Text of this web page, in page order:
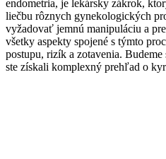
endometria, je lekársky zákrok,
liečbu rôznych gynekologických
vyžadovať jemnú manipuláciu a
všetky aspekty spojené s týmto
postupu, rizík a zotavenia.
ste získali komplexný prehľad o